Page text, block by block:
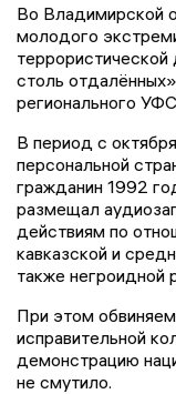
Во Владимирской
молодого
столь
регионального
В период с
персональной
гражданин 1992
размещал
действиям по
кавказской и
также негроидной
При этом
исправительной
демонстрацию
не смутило.